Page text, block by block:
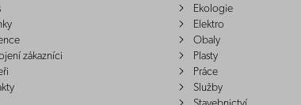
zákazníci
Ekologie
Elektro
Obaly
Plasty
Práce
Služby